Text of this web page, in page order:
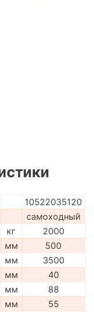
10522035120
самоходный
кг
2000
мм
500
мм
3500
мм
40
мм
88
мм
55